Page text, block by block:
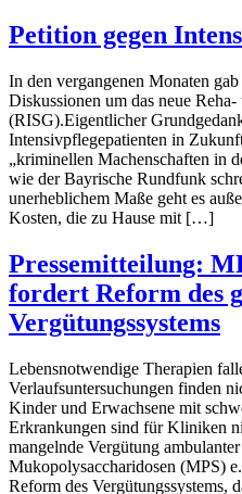
Petition gegen
In den vergangenen Monaten
Diskussionen um das neue
(RISG).Eigentlicher
Intensivpflegepatienten in
„kriminellen Machenschaften in
wie der Bayrische Rundfunk
unerheblichem Maße geht es
Kosten, die zu Hause mit […]
Pressemitteilung:
fordert Reform des
Vergütungssystems
Lebensnotwendige Therapien
Verlaufsuntersuchungen finden
Kinder und Erwachsene mit
Erkrankungen sind für Kliniken
mangelnde Vergütung
Mukopolysaccharidosen (MPS)
Reform des Vergütungssystems,